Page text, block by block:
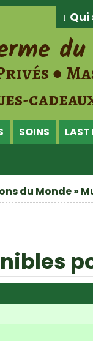
↓
●
SOINS LAST
du Monde»